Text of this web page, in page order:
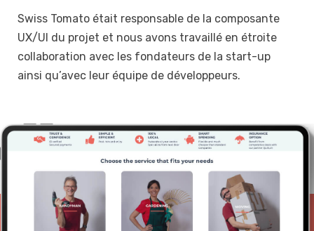
Swiss Tomato était responsable de la composante
UX/UI du projet et nous avons travaillé en étroite
collaboration avec les fondateurs de la start-up
ainsi qu’avec leur équipe de développeurs.